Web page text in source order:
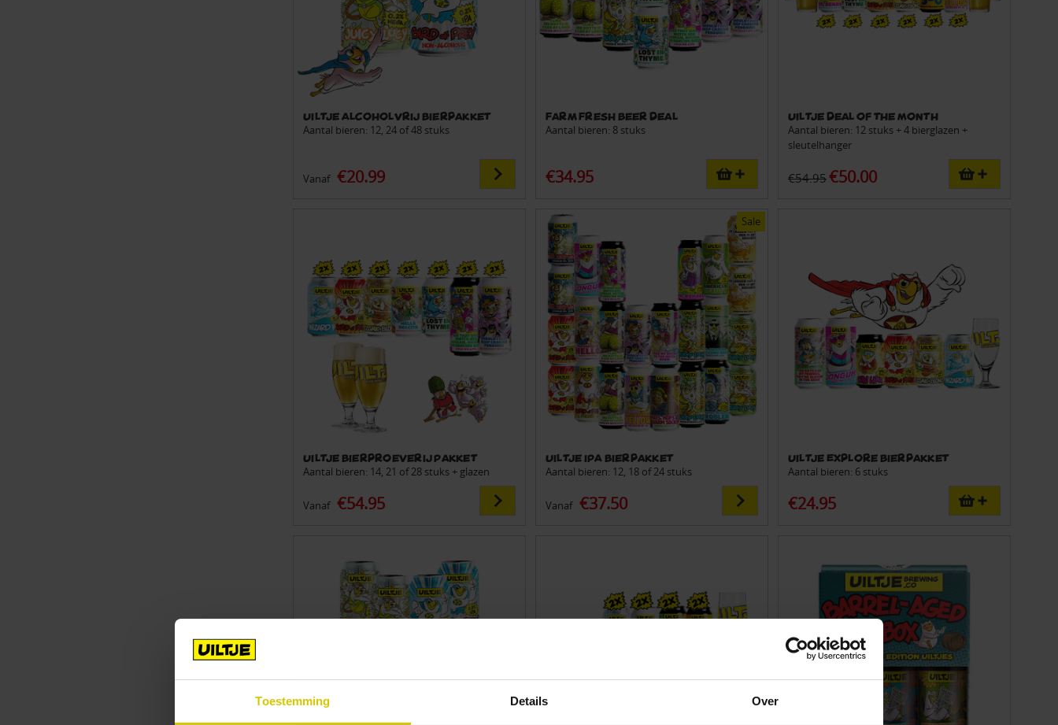
Toestemming Details Over
Uiltje Alcoholvrij Bierpakket
Aantal bieren: 12, 24 of 48 stuks
Vanaf €20.99
Farm Fresh Beer Deal
Aantal bieren: 8 stuks
€34.95
Uiltje Deal of the Month
Aantal bieren: 12 stuks + 4 bierglazen +
sleutelhanger
€54.95€50.00
Uiltje Bierproeverij Pakket
Aantal bieren: 14, 21 of 28 stuks + glazen
Vanaf €54.95
Sale
Uiltje IPA Bierpakket
Aantal bieren: 12, 18 of 24 stuks
Vanaf €37.50
Uiltje Explore Bierpakket
Aantal bieren: 6 stuks
€24.95